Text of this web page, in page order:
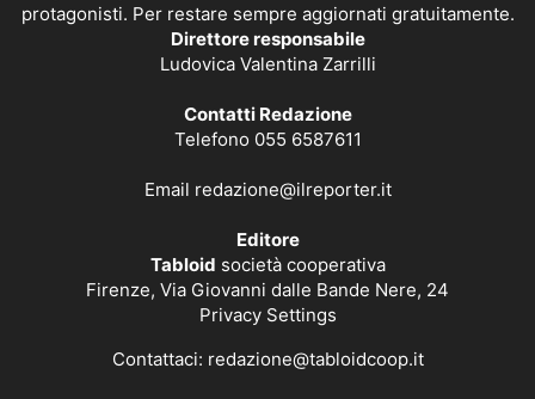
protagonisti. Per restare sempre aggiornati gratuitamente.
Direttore responsabile
Ludovica Valentina Zarrilli
Contatti Redazione
Telefono 055 6587611
Email redazione@ilreporter.it
Editore
Tabloid società cooperativa
Firenze, Via Giovanni dalle Bande Nere, 24
Privacy Settings
Contattaci: redazione@tabloidcoop.it